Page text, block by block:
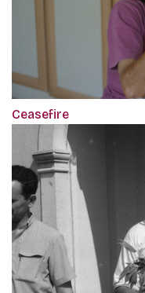
Ceasefire